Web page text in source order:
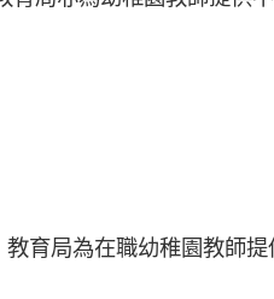
育局為在職幼稚園教師